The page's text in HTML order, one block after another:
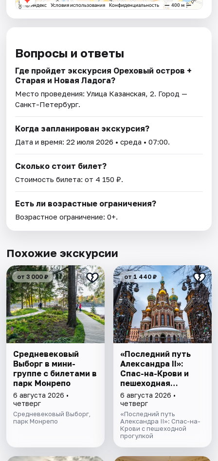
Вопросы и ответы
Где пройдет экскурсия Ореховый остров +
Старая и Новая Ладога?
Место проведения:Улица Казанская, 2. Город —
Санкт-Петербург.
Когда запланирован экскурсия?
Дата и время:22 июля 2026 • среда • 07:00.
Сколько стоит билет?
Стоимость билета: от 4 150 ₽.
Есть ли возрастные ограничения?
Возрастное ограничение: 0+.
Похожие экскурсии
от 3 000 ₽
Cредневековый
Выборг в мини-
группе c билетами в
парк Монрепо
6 августа 2026 •
четверг
Средневековый Выборг,
парк Монрепо
от 1 440 ₽
«Последний путь
Александра II»:
Спас-на-Крови и
пешеходная
прогулка
6 августа 2026 •
четверг
«Последний путь
Александра II»: Спас-на-
Крови с пешеходной
прогулкой